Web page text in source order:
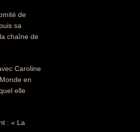
de
sa
chaîne de
Caroline
en
elle
: « La